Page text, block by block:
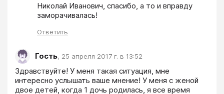
Николай Иванович, спасибо, а то и вправду
заморачивалась!
Ответить
Гость, 25 апреля 2017 г. в 13:52
Здравствуйте! У меня такая ситуация, мне
интересно услышать ваше мнение! У меня с женой
двое детей, когда 1 дочь родилась, я все время